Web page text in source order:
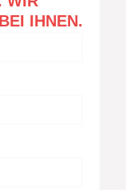
IHNEN.